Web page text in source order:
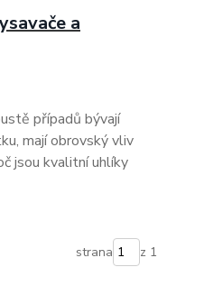
a
případů bývají
mají obrovský vliv
jsou kvalitní uhlíky
strana z 1